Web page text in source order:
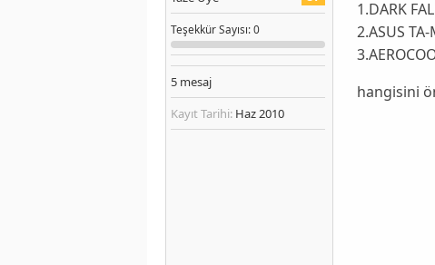
TeşekkürSayısı: 0
5 mesaj
Kayıt Tarihi: Haz 2010
1.DARK
2.ASUS TA-
hangisini